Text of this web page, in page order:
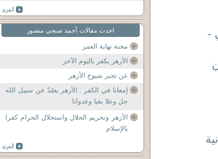
- احدث مقالات آحمد صبحي منصور
محنة نهاية العمر
الأزهر يكفر باليوم الآخر
عن تجبر شيوخ الأزهر
إمعانا في الكفر : الأزهر يصُدّ عن سبيل الله
جل وعلا بغيا وعدوانا
الأزهر وتحريم الحلال واستحلال الحرام كفرا
بالإسلام